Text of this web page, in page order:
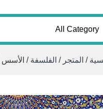
/ المتجر / الفلسفة / الأسس